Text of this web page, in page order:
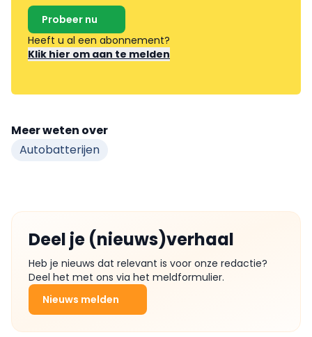
Probeer nu
Heeft u al een abonnement?
Klik hier om aan te melden
Meer weten over
Autobatterijen
Deel je (nieuws)verhaal
Heb je nieuws dat relevant is voor onze redactie?
Deel het met ons via het meldformulier.
Nieuws melden